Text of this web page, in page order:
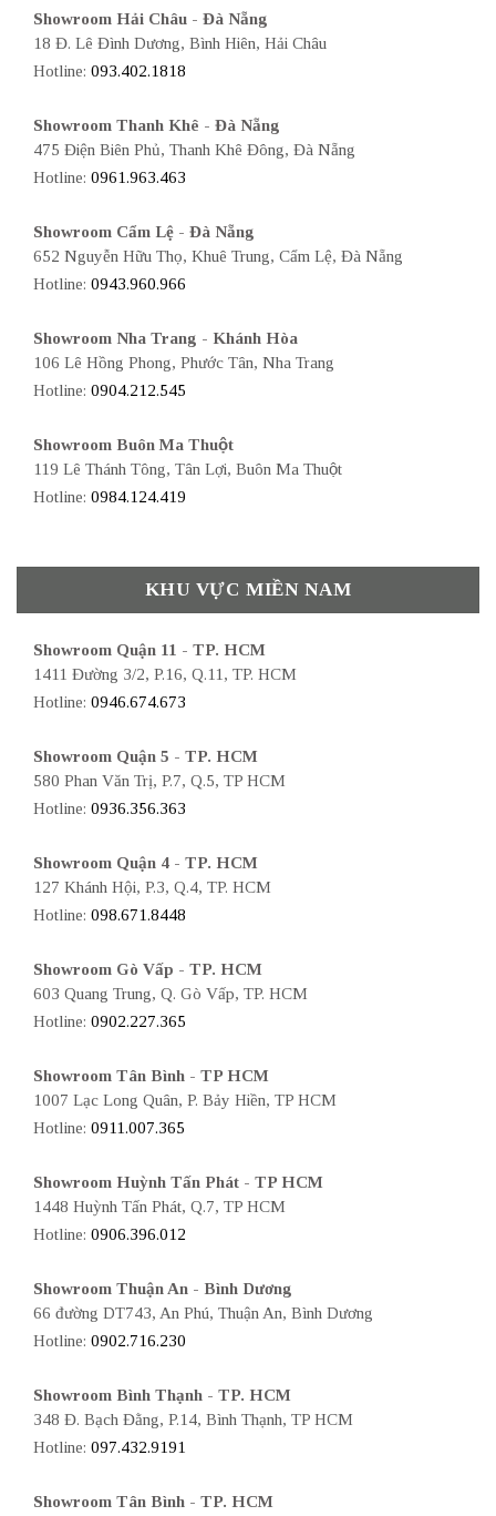
Showroom Hải Châu - Đà Nẵng
18 Đ. Lê Đình Dương, Bình Hiên, Hải Châu
Hotline: 093.402.1818
Showroom Thanh Khê - Đà Nẵng
475 Điện Biên Phủ, Thanh Khê Đông, Đà Nẵng
Hotline: 0961.963.463
Showroom Cẩm Lệ - Đà Nẵng
652 Nguyễn Hữu Thọ, Khuê Trung, Cẩm Lệ, Đà Nẵng
Hotline: 0943.960.966
Showroom Nha Trang - Khánh Hòa
106 Lê Hồng Phong, Phước Tân, Nha Trang
Hotline: 0904.212.545
Showroom Buôn Ma Thuột
119 Lê Thánh Tông, Tân Lợi, Buôn Ma Thuột
Hotline: 0984.124.419
KHU VỰC MIỀN NAM
Showroom Quận 11 - TP. HCM
1411 Đường 3/2, P.16, Q.11, TP. HCM
Hotline: 0946.674.673
Showroom Quận 5 - TP. HCM
580 Phan Văn Trị, P.7, Q.5, TP HCM
Hotline: 0936.356.363
Showroom Quận 4 - TP. HCM
127 Khánh Hội, P.3, Q.4, TP. HCM
Hotline: 098.671.8448
Showroom Gò Vấp - TP. HCM
603 Quang Trung, Q. Gò Vấp, TP. HCM
Hotline: 0902.227.365
Showroom Tân Bình - TP HCM
1007 Lạc Long Quân, P. Bảy Hiền, TP HCM
Hotline: 0911.007.365
Showroom Huỳnh Tấn Phát - TP HCM
1448 Huỳnh Tấn Phát, Q.7, TP HCM
Hotline: 0906.396.012
Showroom Thuận An - Bình Dương
66 đường DT743, An Phú, Thuận An, Bình Dương
Hotline: 0902.716.230
Showroom Bình Thạnh - TP. HCM
348 Đ. Bạch Đằng, P.14, Bình Thạnh, TP HCM
Hotline: 097.432.9191
Showroom Tân Bình - TP. HCM